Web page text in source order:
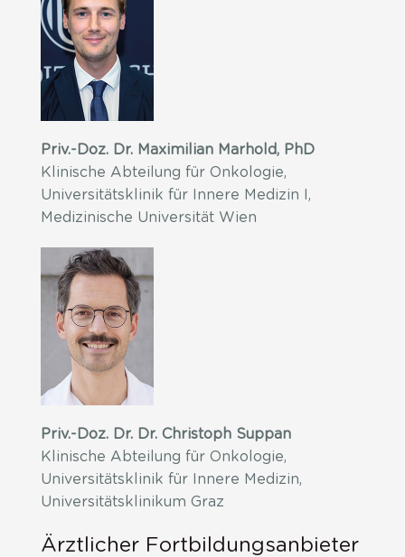
Priv.-Doz. Dr. Maximilian Marhold, PhD
Klinische Abteilung für Onkologie,
Universitätsklinik für Innere Medizin I,
Medizinische Universität Wien
Priv.-Doz. Dr. Dr. Christoph Suppan
Klinische Abteilung für Onkologie,
Universitätsklinik für Innere Medizin,
Universitätsklinikum Graz
Ärztlicher Fortbildungsanbieter